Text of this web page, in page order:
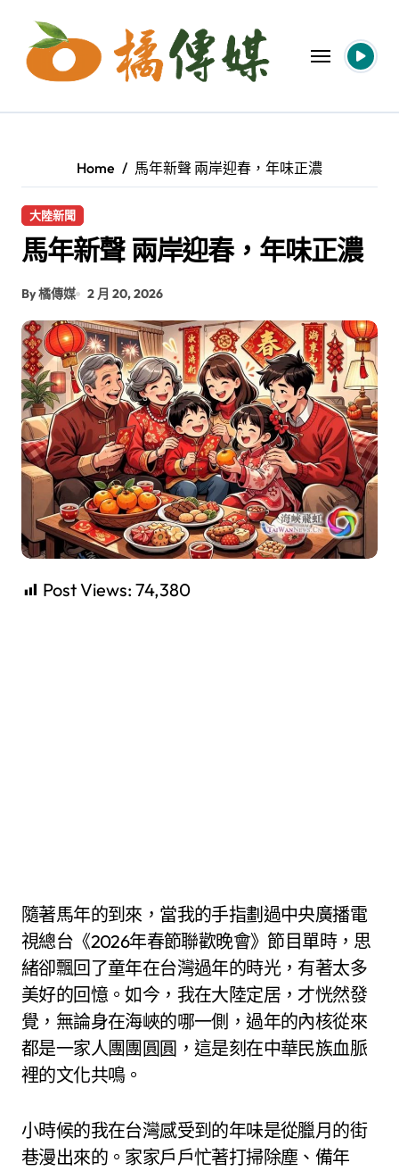
content
Home 馬年新聲 兩岸迎春，年味正濃
大陸新聞
馬年新聲 兩岸迎春，年味正濃
By 橘傳媒 2 月 20, 2026
Post Views: 74,380
隨著馬年的到來，當我的手指劃過中央廣播電
視總台《2026年春節聯歡晚會》節目單時，思
緒卻飄回了童年在台灣過年的時光，有著太多
美好的回憶。如今，我在大陸定居，才恍然發
覺，無論身在海峽的哪一側，過年的內核從來
都是一家人團團圓圓，這是刻在中華民族血脈
裡的文化共鳴。
小時候的我在台灣感受到的年味是從臘月的街
巷漫出來的。家家戶戶忙著打掃除塵、備年